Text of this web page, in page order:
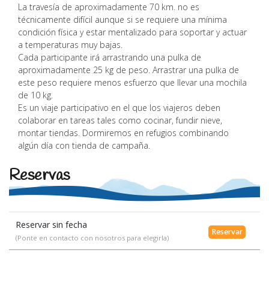
La travesía de aproximadamente 70 km. no es
técnicamente difícil aunque si se requiere una mínima
condición física y estar mentalizado para soportar y actuar
a temperaturas muy bajas.
Cada participante irá arrastrando una pulka de
aproximadamente 25 kg de peso. Arrastrar una pulka de
este peso requiere menos esfuerzo que llevar una mochila
de 10 kg.
Es un viaje participativo en el que los viajeros deben
colaborar en tareas tales como cocinar, fundir nieve,
montar tiendas. Dormiremos en refugios combinando
algún día con tienda de campaña.
Reservas
Reservar sin fecha
(Ponte en contacto con nosotros para elegirla)
Reservar